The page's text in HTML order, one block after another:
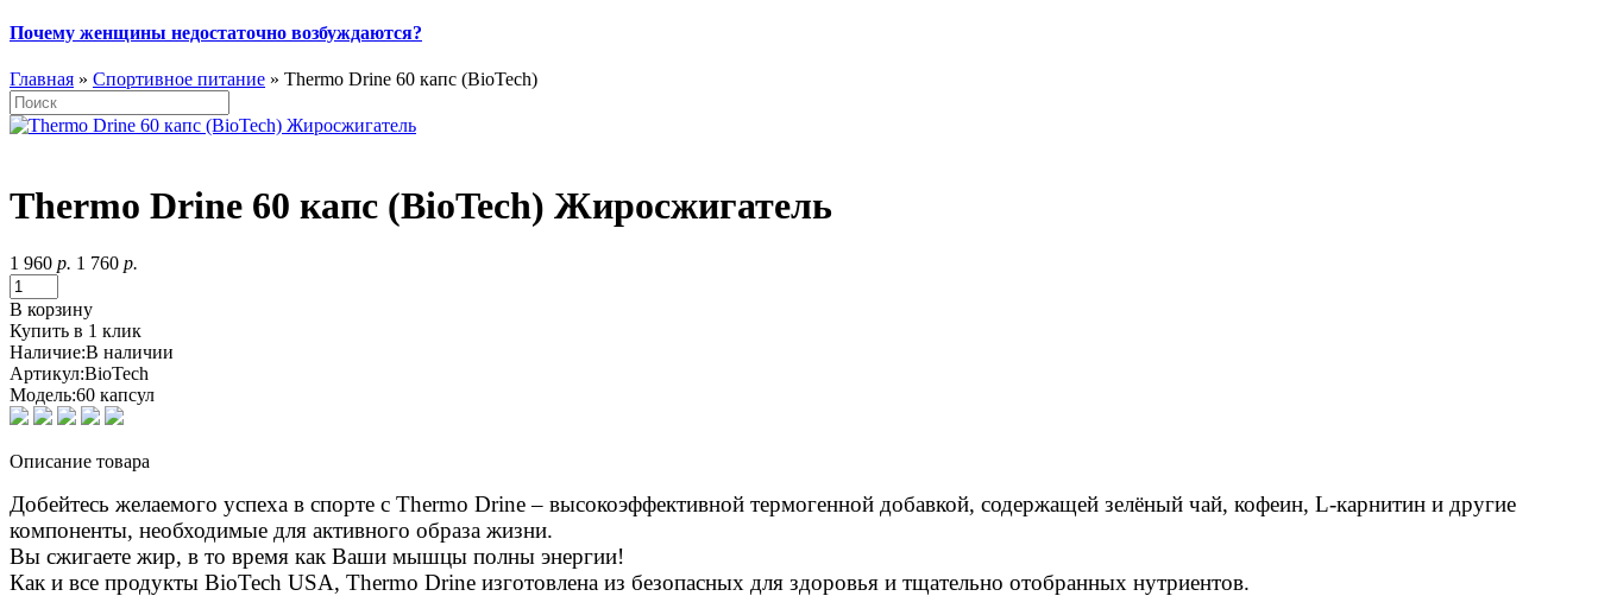
Почему женщины недостаточно возбуждаются?
Главная » Спортивное питание » Thermo Drine 60 капс (BioTech)
Thermo Drine 60 капс (BioTech) Жиросжигатель
1 960 р. 1 760 р.
В корзину
Купить в 1 клик
Наличие:В наличии
Артикул:BioTech
Модель:60 капсул
Описание товара
Добейтесь желаемого успеха в спорте с Thermo Drine – высокоэффективной термогенной добавкой, содержащей зелёный чай, кофеин, L-карнитин и другие
компоненты, необходимые для активного образа жизни.
Вы сжигаете жир, в то время как Ваши мышцы полны энергии!
Как и все продукты BioTech USA, Thermo Drine изготовлена из безопасных для здоровья и тщательно отобранных нутриентов.